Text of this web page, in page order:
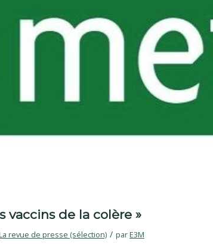
vaccins de la colère »
revue de presse (sélection) / parE3M